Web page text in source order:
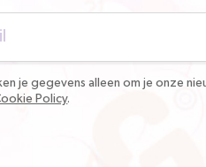
je gegevens alleen om je onze
Policy.